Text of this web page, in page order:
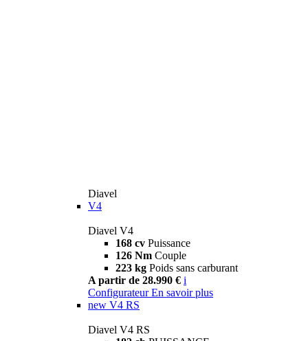
Diavel
V4
Diavel V4
168 cv Puissance
126 Nm Couple
223 kg Poids sans carburant
A partir de 28.990 € i
Configurateur En savoir plus
new V4 RS
Diavel V4 RS